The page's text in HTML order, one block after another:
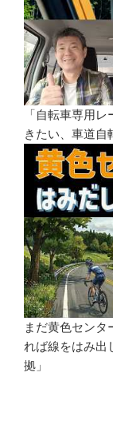
「自転車専用
きたい、車道自
まだ黄色センタ
れば線をはみ出
拠」